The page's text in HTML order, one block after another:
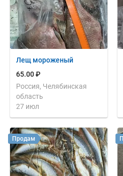
Лещ мороженый
65.00 ₽
Россия, Челябинская
область
27 июл
Продам